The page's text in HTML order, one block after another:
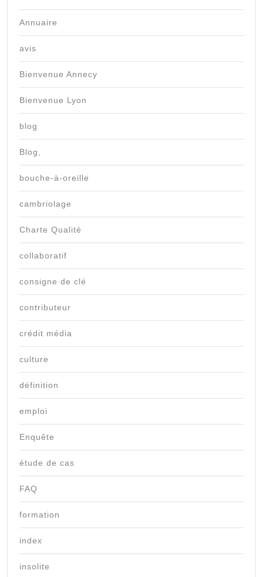
Annuaire
avis
Bienvenue Annecy
Bienvenue Lyon
blog
Blog,
bouche-à-oreille
cambriolage
Charte Qualité
collaboratif
consigne de clé
contributeur
crédit média
culture
définition
emploi
Enquête
étude de cas
FAQ
formation
index
insolite